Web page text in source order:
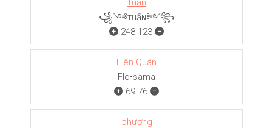
Tuấn
꧁༺тuấɴ༻꧂
248 123
Liên Quân
Flo•sama
69 76
phương